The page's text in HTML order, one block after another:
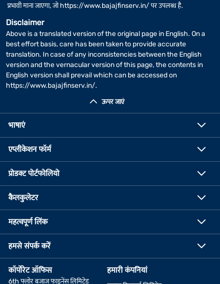
ऊपर जाएं
प्रभावी माना जाएगा, जोhttps://www.bajajfinserv.in/पर उपलब्ध है.
Disclaimer
Above is a translated version of the original page in English. On a
best effort basis, care has been taken to provide accurate
translation. In case of any inconsistencies between the English
version and the vernacular version of this page, the contents in
English version shall prevail which can be accessed on
https://www.bajajfinserv.in/.
भाषाएं
एप्लीकेशन फॉर्म
प्रोडक्ट पोर्टफोलियो
कैलकुलेटर
महत्वपूर्ण लिंक
हमसे संपर्क करें
कॉर्पोरेट ऑफिस
6th फ्लोर बजाज फाइनेंस लिमिटेड
हमारी कंपनियां